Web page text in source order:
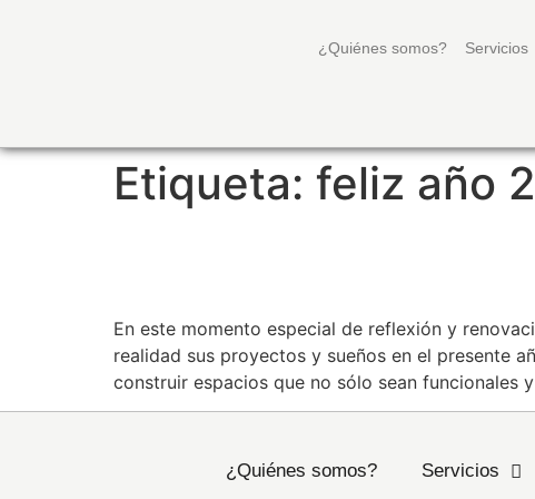
¿Quiénes somos? Servicios
Etiqueta: feliz año
En este momento especial de reflexión y
realidad sus proyectos y sueños en el presente
construir espacios que no sólo sean funcionales
¿Quiénes somos? Servicios